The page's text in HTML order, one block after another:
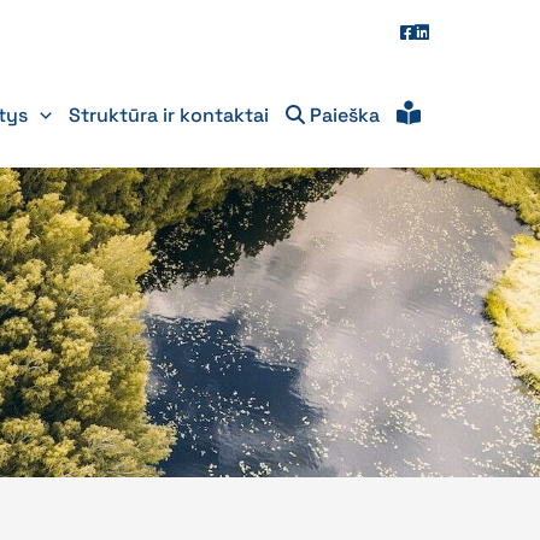
Struktūra ir kontaktai Paieška